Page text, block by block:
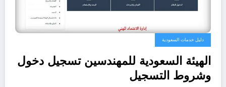
دليل خدمات السعودية
الهيئة السعودية للمهندسين تسجيل دخول
وشروط التسجيل